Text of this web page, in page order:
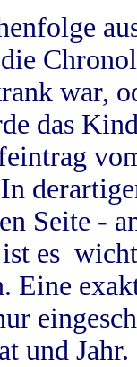
war,
das
Seite -
es
Eine
und Jahr.